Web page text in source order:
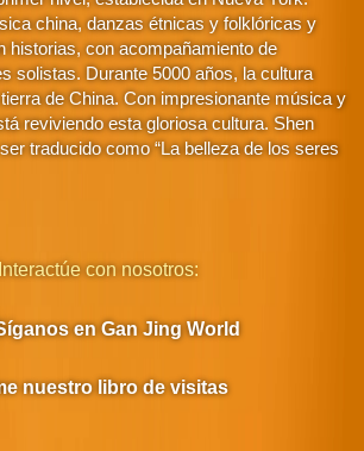
china, danzas étnicas y folklóricas y
historias, con acompañamiento de
solistas. Durante 5000 años, la cultura
de China. Con impresionante música y
reviviendo esta gloriosa cultura. Shen
traducido como “La belleza de los seres
Interactúe con nosotros:
en Gan Jing World
nuestro libro de visitas